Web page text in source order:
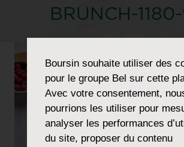
BRUNCH-
Boursinsouhaite utiliser des
pour le groupe Bel sur cette
Avec votre consentement,
pourrions les utiliser pour
analyser les performances
du site, proposer du contenu